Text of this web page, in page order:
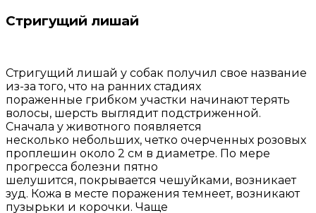
Стригущий лишай
Стригущий лишай у собак получил свое название
из-за того, что на ранних стадиях
пораженные грибком участки начинают терять
волосы, шерсть выглядит подстриженной.
Сначала у животного появляется
несколько небольших, четко очерченных розовых
проплешин около 2 см в диаметре. По мере
прогресса болезни пятно
шелушится, покрывается чешуйками, возникает
зуд. Кожа в месте поражения темнеет, возникают
пузырьки и корочки. Чаще